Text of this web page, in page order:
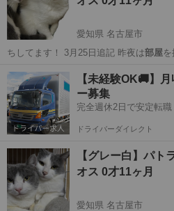
愛知県 名古屋市
ちしてます！ 3月25日追記 昨夜は部屋を
愛知 名古屋市 猫 グレー
【未経験OK🚚】
ー募集
完全週休2日で安定転職
ドライバーダイレクト
【グレー白】パ
オス 0才11ヶ月
愛知県 名古屋市